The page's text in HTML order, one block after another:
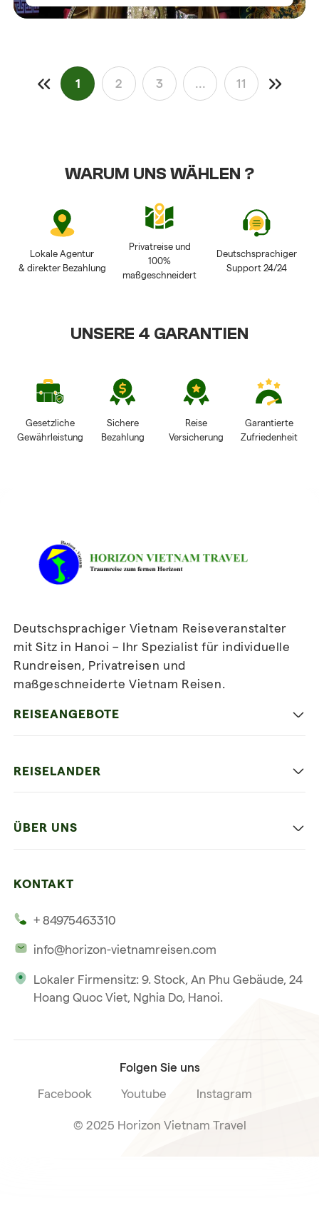
1 2 3 ... 11
WARUM UNS WÄHLEN ?
Lokale Agentur
& direkter Bezahlung
Privatreise und
100%
maßgeschneidert
Deutschsprachiger
Support 24/24
UNSERE 4 GARANTIEN
Gesetzliche
Gewährleistung
Sichere
Bezahlung
Reise
Versicherung
Garantierte
Zufriedenheit
Newsletterabonnieren
Deutschsprachiger Vietnam Reiseveranstalter
mit Sitz in Hanoi – Ihr Spezialist für individuelle
Rundreisen, Privatreisen und
maßgeschneiderte Vietnam Reisen.
REISEANGEBOTE
Die Beste Reise
Mehrere Länder
REISELANDER
ÜBER UNS
Unsere internationale Tourismuslizenz
KONTAKT
+ 84975463310
info@horizon-vietnamreisen.com
Lokaler Firmensitz: 9. Stock, An Phu Gebäude, 24
Hoang Quoc Viet, Nghia Do, Hanoi.
Folgen Sie uns
Facebook Youtube Instagram
© 2025 Horizon Vietnam Travel